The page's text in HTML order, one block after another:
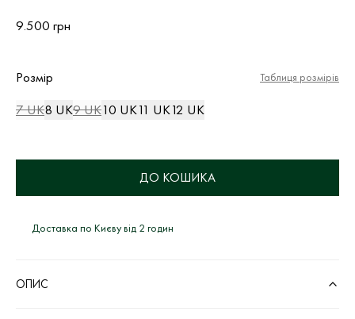
9.500 грн
Розмір Таблиця розмірів
7 UK8 UK9 UK10 UK11 UK12 UK
ДО КОШИКА
Доставка по Києву від 2 годин
ОПИС